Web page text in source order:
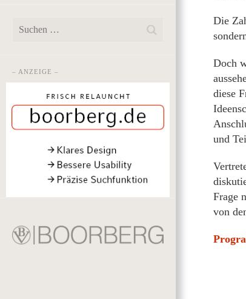
– ANZEIGE –
Die
Doch
diese
und
Frage
von